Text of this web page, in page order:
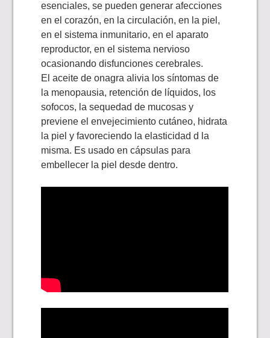
esenciales, se pueden generar afecciones
en el corazón, en la circulación, en la piel,
en el sistema inmunitario, en el aparato
reproductor, en el sistema nervioso
ocasionando disfunciones cerebrales.
El aceite de onagra alivia los síntomas de
la menopausia, retención de líquidos, los
sofocos, la sequedad de mucosas y
previene el envejecimiento cutáneo, hidrata
la piel y favoreciendo la elasticidad d la
misma. Es usado en cápsulas para
embellecer la piel desde dentro.